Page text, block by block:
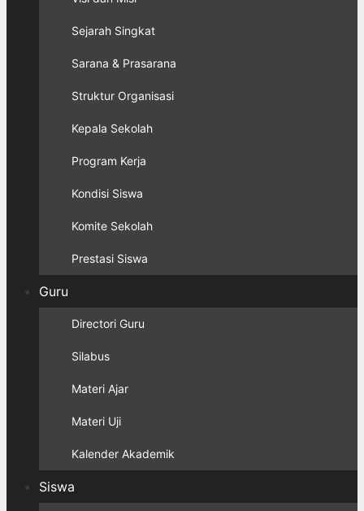
Sejarah Singkat
Sarana & Prasarana
Struktur Organisasi
Kepala Sekolah
Program Kerja
Kondisi Siswa
Komite Sekolah
Prestasi Siswa
Guru
Directori Guru
Silabus
Materi Ajar
Materi Uji
Kalender Akademik
Siswa